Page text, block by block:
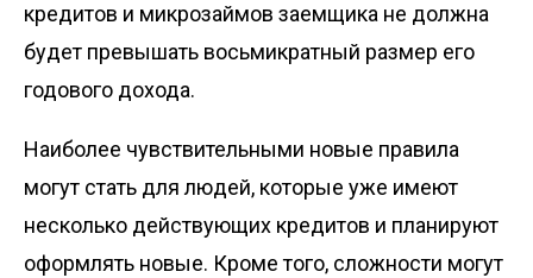
кредитов и микрозаймов заемщика не должна
будет превышать восьмикратный размер его
годового дохода.
Наиболее чувствительными новые правила
могут стать для людей, которые уже имеют
несколько действующих кредитов и планируют
оформлять новые. Кроме того, сложности могут